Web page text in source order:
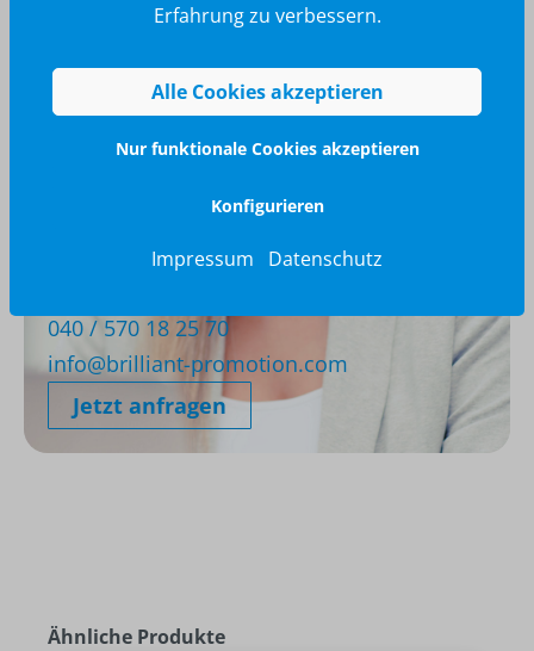
040 / 570 18 25 70
info@brilliant-promotion.com
Jetzt anfragen
Ähnliche Produkte
Erfahrung zu verbessern.
Alle Cookies akzeptieren
Nur funktionale Cookies akzeptieren
Konfigurieren
Impressum Datenschutz